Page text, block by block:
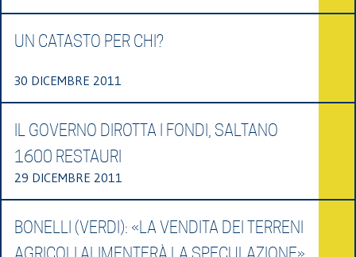
UN CATASTO PER CHI?
30 DICEMBRE 2011
IL GOVERNO DIROTTA I FONDI, SALTANO
1600 RESTAURI
29 DICEMBRE 2011
BONELLI (VERDI): «LA VENDITA DEI TERRENI